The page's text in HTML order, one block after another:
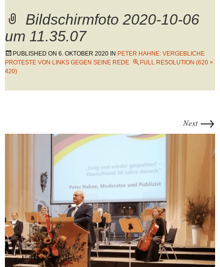
Bildschirmfoto 2020-10-06
um 11.35.07
PUBLISHED ON 6. OKTOBER 2020 IN PETER HAHNE: VERGEBLICHE
PROTESTE VON LINKS GEGEN SEINE REDE
FULL RESOLUTION (620 ×
420)
Next →